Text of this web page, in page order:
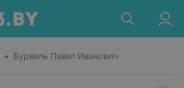
• Бурвель Павел Иванович